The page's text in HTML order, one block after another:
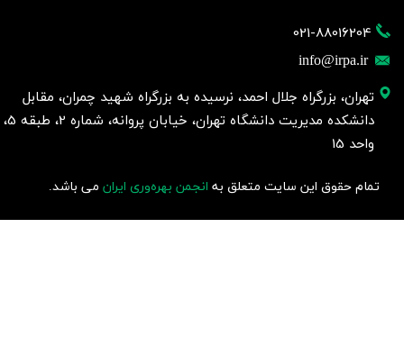
021-88016204
info@irpa.ir
تهران، بزرگراه جلال احمد، نرسیده به بزرگراه شهید چمران، مقابل
دانشکده مدیریت دانشگاه تهران، خیابان پروانه، شماره 2، طبقه 5،
واحد 15
تمام حقوق این سایت متعلق به انجمن بهره‌وری ایران می باشد.